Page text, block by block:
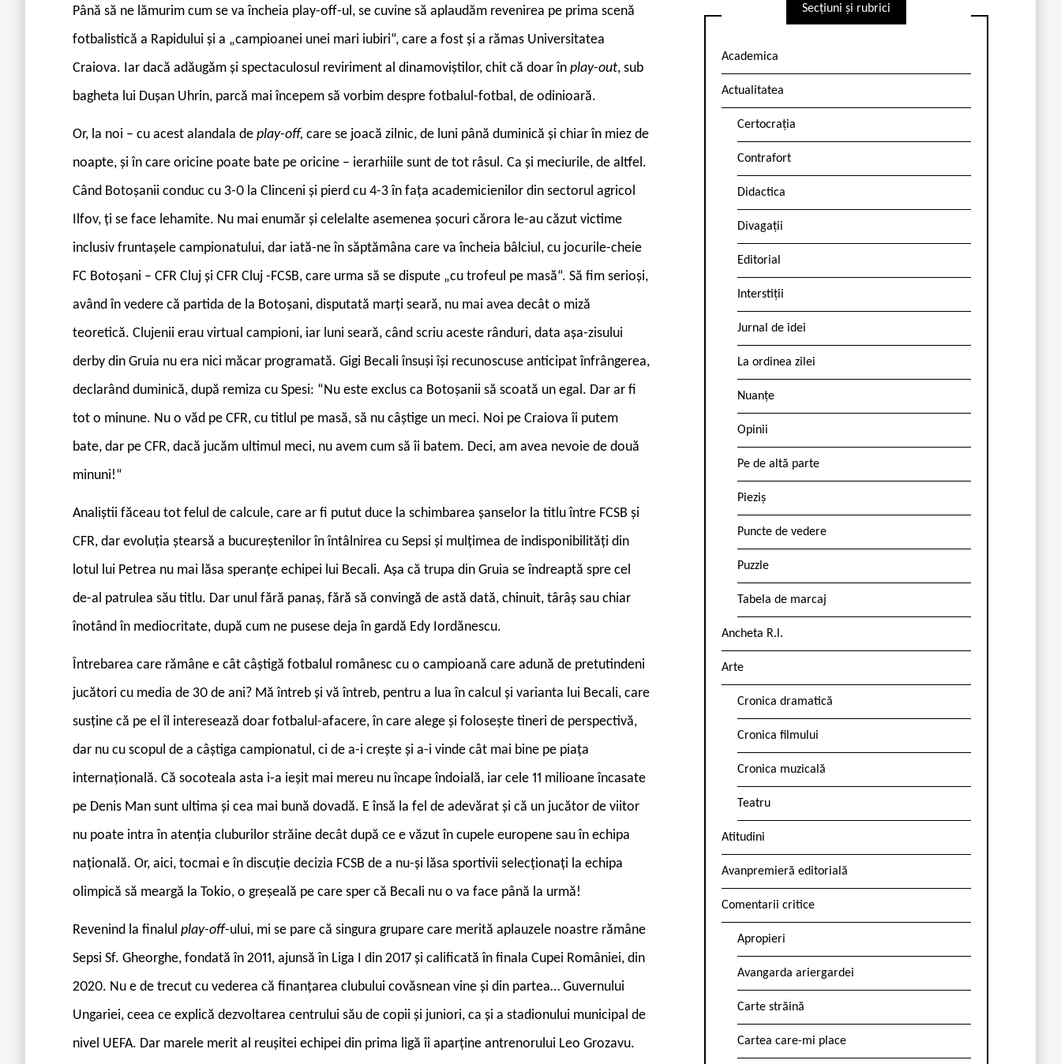
Până să ne lămurim cum se va încheia play-off-ul, se cuvine să aplaudăm revenirea pe prima scenă
fotbalistică a Rapidului și a „campioanei unei mari iubiri“, care a fost și a rămas Universitatea
Craiova. Iar dacă adăugăm și spectaculosul reviriment al dinamoviștilor, chit că doar în play-out, sub
bagheta lui Dușan Uhrin, parcă mai începem să vorbim despre fotbalul-fotbal, de odinioară.
Or, la noi – cu acest alandala de play-off, care se joacă zilnic, de luni până duminică și chiar în miez de
noapte, și în care oricine poate bate pe oricine – ierarhiile sunt de tot râsul. Ca și meciurile, de altfel.
Când Botoșanii conduc cu 3-0 la Clinceni și pierd cu 4-3 în fața academicienilor din sectorul agricol
Ilfov, ți se face lehamite. Nu mai enumăr și celelalte asemenea șocuri cărora le-au căzut victime
inclusiv fruntașele campionatului, dar iată-ne în săptămâna care va încheia bâlciul, cu jocurile-cheie
FC Botoșani – CFR Cluj și CFR Cluj -FCSB, care urma să se dispute „cu trofeul pe masă“. Să fim serioși,
având în vedere că partida de la Botoșani, disputată marți seară, nu mai avea decât o miză
teoretică. Clujenii erau virtual campioni, iar luni seară, când scriu aceste rânduri, data așa-zisului
derby din Gruia nu era nici măcar programată. Gigi Becali însuși își recunoscuse anticipat înfrângerea,
declarând duminică, după remiza cu Spesi: “Nu este exclus ca Botoșanii să scoată un egal. Dar ar fi
tot o minune. Nu o văd pe CFR, cu titlul pe masă, să nu câștige un meci. Noi pe Craiova îi putem
bate, dar pe CFR, dacă jucăm ultimul meci, nu avem cum să îi batem. Deci, am avea nevoie de două
minuni!“
Analiștii făceau tot felul de calcule, care ar fi putut duce la schimbarea șanselor la titlu între FCSB și
CFR, dar evoluția ștearsă a bucureștenilor în întâlnirea cu Sepsi și mulțimea de indisponibilități din
lotul lui Petrea nu mai lăsa speranțe echipei lui Becali. Așa că trupa din Gruia se îndreaptă spre cel
de-al patrulea său titlu. Dar unul fără panaș, fără să convingă de astă dată, chinuit, târâș sau chiar
înotând în mediocritate, după cum ne pusese deja în gardă Edy Iordănescu.
Întrebarea care rămâne e cât câștigă fotbalul românesc cu o campioană care adună de pretutindeni
jucători cu media de 30 de ani? Mă întreb și vă întreb, pentru a lua în calcul și varianta lui Becali, care
susține că pe el îl interesează doar fotbalul-afacere, în care alege și folosește tineri de perspectivă,
dar nu cu scopul de a câștiga campionatul, ci de a-i crește și a-i vinde cât mai bine pe piața
internațională. Că socoteala asta i-a ieșit mai mereu nu încape îndoială, iar cele 11 milioane încasate
pe Denis Man sunt ultima și cea mai bună dovadă. E însă la fel de adevărat și că un jucător de viitor
nu poate intra în atenția cluburilor străine decât după ce e văzut în cupele europene sau în echipa
națională. Or, aici, tocmai e în discuție decizia FCSB de a nu-și lăsa sportivii selecționați la echipa
olimpică să meargă la Tokio, o greșeală pe care sper că Becali nu o va face până la urmă!
Revenind la finalul play-off-ului, mi se pare că singura grupare care merită aplauzele noastre rămâne
Sepsi Sf. Gheorghe, fondată în 2011, ajunsă în Liga I din 2017 și calificată în finala Cupei României, din
2020. Nu e de trecut cu vederea că finanțarea clubului covăsnean vine și din partea… Guvernului
Ungariei, ceea ce explică dezvoltarea centrului său de copii și juniori, ca și a stadionului municipal de
nivel UEFA. Dar marele merit al reușitei echipei din prima ligă îi aparține antrenorului Leo Grozavu.
Secțiuni și rubrici
Academica
Actualitatea
Certocrația
Contrafort
Didactica
Divagații
Editorial
Interstiții
Jurnal de idei
La ordinea zilei
Nuanțe
Opinii
Pe de altă parte
Pieziș
Puncte de vedere
Puzzle
Tabela de marcaj
Ancheta R.l.
Arte
Cronica dramatică
Cronica filmului
Cronica muzicală
Teatru
Atitudini
Avanpremieră editorială
Comentarii critice
Apropieri
Avangarda ariergardei
Carte străină
Cartea care-mi place